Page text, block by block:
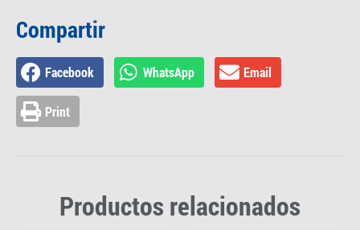
Compartir
Facebook WhatsApp Email
Print
Productos relacionados